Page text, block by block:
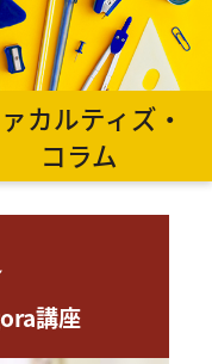
カルティズ・
コラム
講座